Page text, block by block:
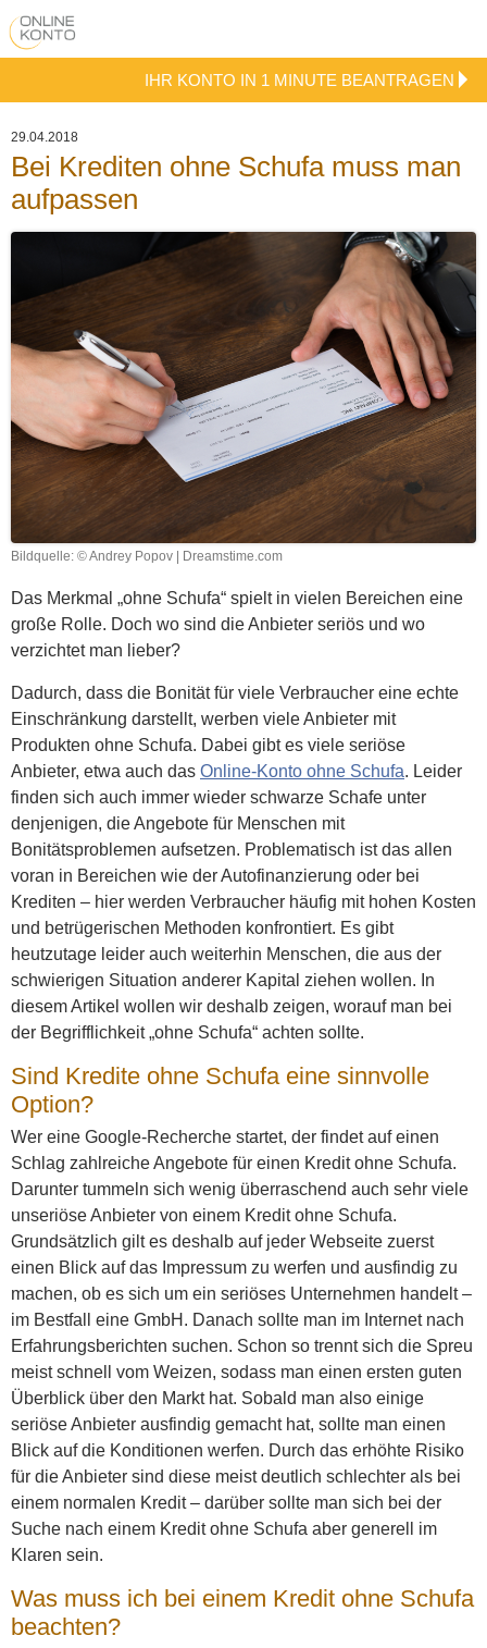
IHR KONTO IN 1 MINUTE BEANTRAGEN
29.04.2018
Bei Krediten ohne Schufa muss man
aufpassen
Bildquelle: © Andrey Popov | Dreamstime.com
Das Merkmal „ohne Schufa“ spielt in vielen Bereichen eine
große Rolle. Doch wo sind die Anbieter seriös und wo
verzichtet man lieber?
Dadurch, dass die Bonität für viele Verbraucher eine echte
Einschränkung darstellt, werben viele Anbieter mit
Produkten ohne Schufa. Dabei gibt es viele seriöse
Anbieter, etwa auch das Online-Konto ohne Schufa. Leider
finden sich auch immer wieder schwarze Schafe unter
denjenigen, die Angebote für Menschen mit
Bonitätsproblemen aufsetzen. Problematisch ist das allen
voran in Bereichen wie der Autofinanzierung oder bei
Krediten – hier werden Verbraucher häufig mit hohen Kosten
und betrügerischen Methoden konfrontiert. Es gibt
heutzutage leider auch weiterhin Menschen, die aus der
schwierigen Situation anderer Kapital ziehen wollen. In
diesem Artikel wollen wir deshalb zeigen, worauf man bei
der Begrifflichkeit „ohne Schufa“ achten sollte.
Sind Kredite ohne Schufa eine sinnvolle
Option?
Wer eine Google-Recherche startet, der findet auf einen
Schlag zahlreiche Angebote für einen Kredit ohne Schufa.
Darunter tummeln sich wenig überraschend auch sehr viele
unseriöse Anbieter von einem Kredit ohne Schufa.
Grundsätzlich gilt es deshalb auf jeder Webseite zuerst
einen Blick auf das Impressum zu werfen und ausfindig zu
machen, ob es sich um ein seriöses Unternehmen handelt –
im Bestfall eine GmbH. Danach sollte man im Internet nach
Erfahrungsberichten suchen. Schon so trennt sich die Spreu
meist schnell vom Weizen, sodass man einen ersten guten
Überblick über den Markt hat. Sobald man also einige
seriöse Anbieter ausfindig gemacht hat, sollte man einen
Blick auf die Konditionen werfen. Durch das erhöhte Risiko
für die Anbieter sind diese meist deutlich schlechter als bei
einem normalen Kredit – darüber sollte man sich bei der
Suche nach einem Kredit ohne Schufa aber generell im
Klaren sein.
Was muss ich bei einem Kredit ohne Schufa
beachten?